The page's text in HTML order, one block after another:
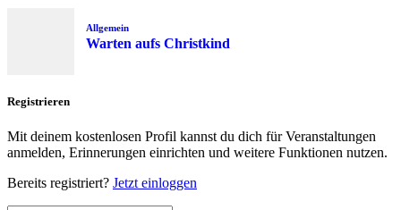
Allgemein
Warten aufs Christkind
Registrieren
Mit deinem kostenlosen Profil kannst du dich für Veranstaltungen
anmelden, Erinnerungen einrichten und weitere Funktionen nutzen.
Bereits registriert? Jetzt einloggen